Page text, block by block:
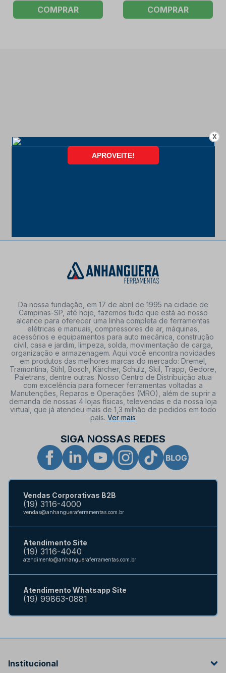
COMPRAR COMPRAR
FORMAS DE PAGAMENTO
Da nossa fundação, em 17 de abril de 1995 na cidade de
Campinas-SP, até hoje, fazemos tudo que está ao nosso
alcance para oferecer uma linha completa de ferramentas
elétricas e manuais, compressores de ar, máquinas,
acessórios e equipamentos para auto mecânica, construção
civil, casa e jardim, limpeza, solda, movimentação de carga,
organização e armazenagem. Aqui você encontra novidades
em produtos das melhores marcas do mercado: Dremel,
Tramontina, Stihl, Bosch, Kärcher, Schulz, Skil, Trapp, Gedore,
Paletrans, dentre outras. Nosso Centro de Distribuição atua
com excelência para fornecer ferramentas voltadas a
Manutenções, Reparos e Operações (MRO), além de suprir a
demanda de nossas 4 lojas físicas, televendas e da nossa loja
virtual, que já atendeu mais de 1,3 milhão de pedidos em todo
país. Ver mais
SIGA NOSSAS REDES
Vendas Corporativas B2B
(19) 3116-4000
vendas@anhangueraferramentas.com.br
Atendimento Site
(19) 3116-4040
atendimento@anhangueraferramentas.com.br
Atendimento Whatsapp Site
(19) 99863-0881
Institucional
X